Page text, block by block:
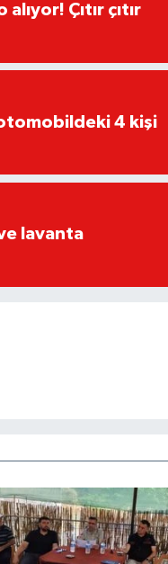
Çıtır çıtır
4 kişi
lavanta